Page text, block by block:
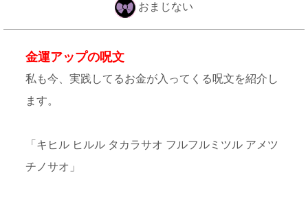
おまじない
金運アップの呪文
私も今、実践してるお金が入ってくる呪文を紹介し
ます。
「キヒル ヒルル タカラサオ フルフルミツル アメツ
チノサオ」